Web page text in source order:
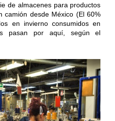
de almacenes para productos
camión desde México (El 60%
en invierno consumidos en
pasan por aquí, según el